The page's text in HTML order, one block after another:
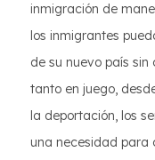
inmigración de
los inmigrantes
de su nuevo país sin
tanto en juego,
la deportación, los
una necesidad para